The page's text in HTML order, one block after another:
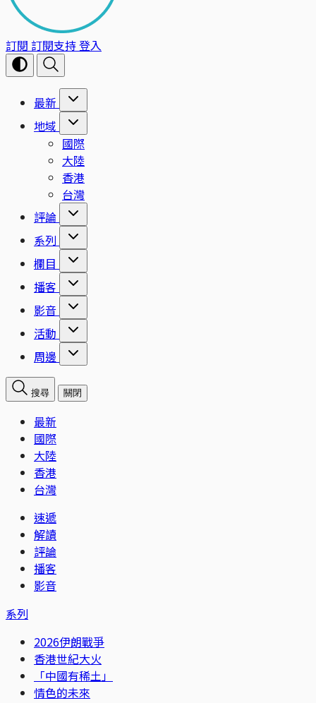
訂閱 訂閱支持登入
最新
地域
國際
大陸
香港
台灣
評論
系列
欄目
播客
影音
活動
周邊
搜尋 關閉
最新
國際
大陸
香港
台灣
速遞
解讀
評論
播客
影音
系列
2026伊朗戰爭
香港世紀大火
「中國有稀土」
情色的未來